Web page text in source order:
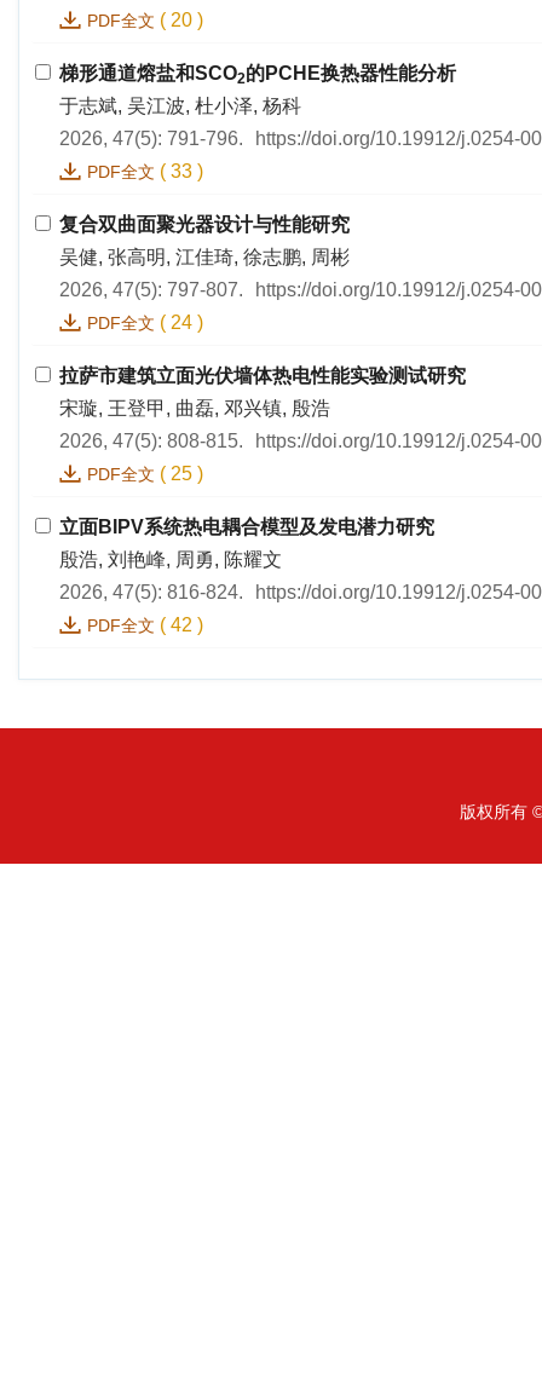
PDF全文 ( 20 )
梯形通道熔盐和SCO2的PCHE换热器性能分析
于志斌, 吴江波, 杜小泽, 杨科
2026, 47(5): 791-796.
https://doi.org/10.19912/j.0254-
PDF全文 ( 33 )
复合双曲面聚光器设计与性能研究
吴健, 张高明, 江佳琦, 徐志鹏, 周彬
2026, 47(5): 797-807.
https://doi.org/10.19912/j.0254-
PDF全文 ( 24 )
拉萨市建筑立面光伏墙体热电性能实验测试研究
宋璇, 王登甲, 曲磊, 邓兴镇, 殷浩
2026, 47(5): 808-815.
https://doi.org/10.19912/j.0254-
PDF全文 ( 25 )
立面BIPV系统热电耦合模型及发电潜力研究
殷浩, 刘艳峰, 周勇, 陈耀文
2026, 47(5): 816-824.
https://doi.org/10.19912/j.0254-
PDF全文 ( 42 )
版权所有